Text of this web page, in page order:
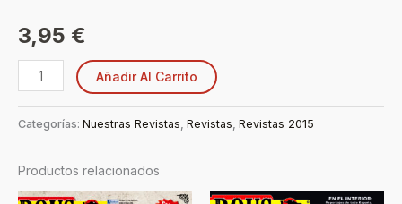
3,95 €
Añadir Al Carrito
Categorías: Nuestras Revistas Revistas Revistas 2015
Productos relacionados